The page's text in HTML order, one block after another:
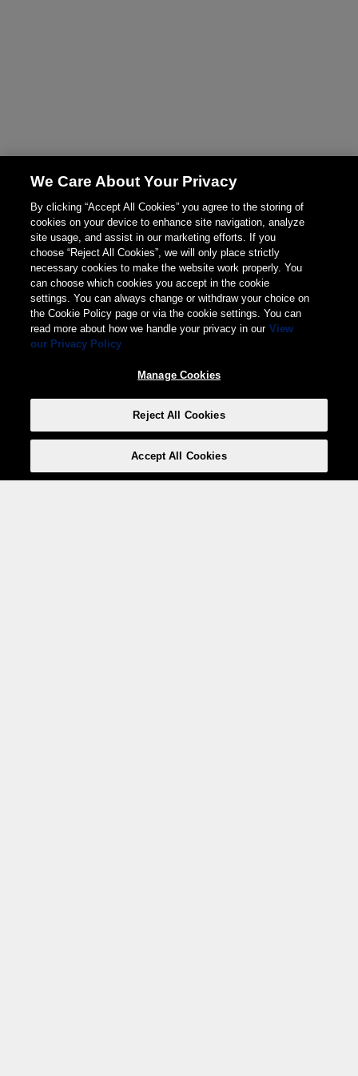
We Care About Your Privacy
By clicking “Accept All Cookies” you agree to the storing of
cookies on your device to enhance site navigation, analyze
site usage, and assist in our marketing efforts. If you
choose “Reject All Cookies”, we will only place strictly
necessary cookies to make the website work properly. You
can choose which cookies you accept in the cookie
settings. You can always change or withdraw your choice on
the Cookie Policy page or via the cookie settings. You can
read more about how we handle your privacy in our View
our Privacy Policy
Manage Cookies
Reject All Cookies
Accept All Cookies